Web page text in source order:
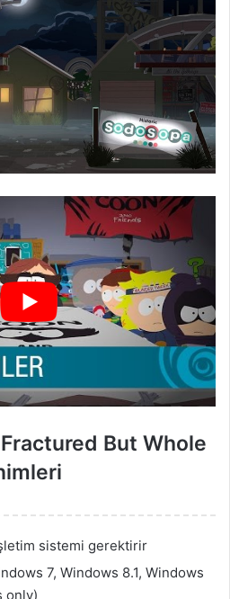
But Whole
sistemi gerektirir
7, Windows 8.1, Windows
only)